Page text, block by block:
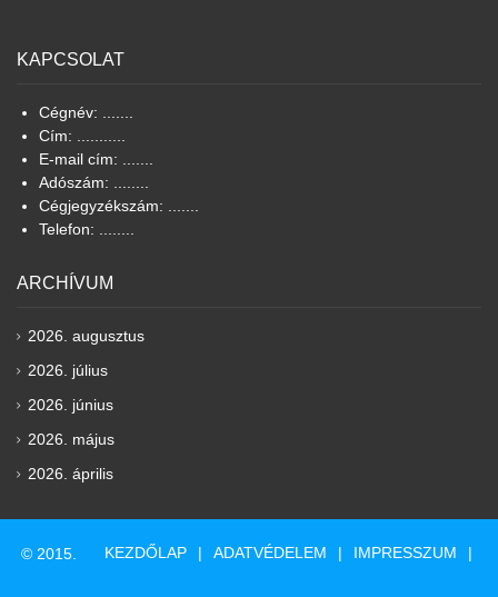
KAPCSOLAT
Cégnév: .......
Cím: ...........
E-mail cím: .......
Adószám: ........
Cégjegyzékszám: .......
Telefon: ........
ARCHÍVUM
2026. augusztus
2026. július
2026. június
2026. május
2026. április
© 2015. KEZDŐLAP ADATVÉDELEM IMPRESSZUM